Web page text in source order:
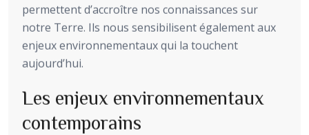
permettent d’accroître nos connaissances sur
notre Terre. Ils nous sensibilisent également aux
enjeux environnementaux qui la touchent
aujourd’hui.
Les enjeux environnementaux
contemporains